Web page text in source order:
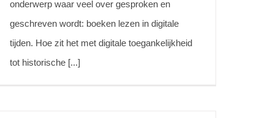
onderwerp waar veel over gesproken en
geschreven wordt: boeken lezen in digitale
tijden. Hoe zit het met digitale toegankelijkheid
tot historische [...]